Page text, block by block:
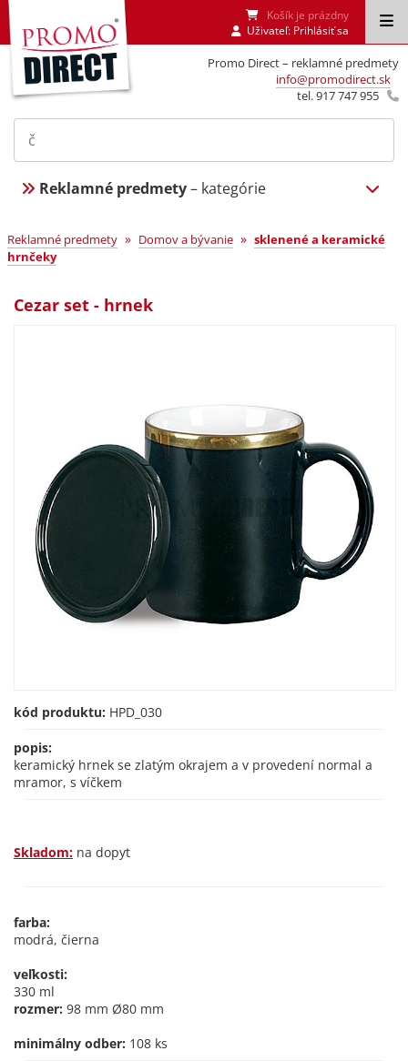
Promo Direct – reklamné predmety
info@promodirect.sk
tel. 917 747 955
Košík je prázdny
Uživateľ: Prihlásiť sa
Reklamné predmety– kategórie
Reklamné predmety » Domov a bývanie » sklenené a keramické
hrnčeky
Cezar set - hrnek
kód produktu: HPD_030
popis:
keramický hrnek se zlatým okrajem a v provedení normal a
mramor, s víčkem
Skladom: na dopyt
farba:
modrá, čierna
veľkosti:
330 ml
rozmer: 98 mm Ø80 mm
minimálny odber: 108 ks